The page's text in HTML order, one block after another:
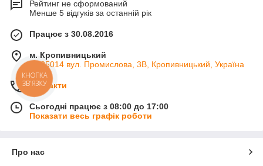
вирощуванні високих врожаїв.
Рейтинг не сформований
Менше 5 відгуків за останній рік
Працює з 30.08.2016
м. Кропивницький
ін. 25014 вул. Промислова, 3В, Кропивницький, Україна
Контакти
Сьогодні працює з 08:00 до 17:00
Показати весь графік роботи
Про нас
КНОПКА
ЗВ'ЯЗКУ